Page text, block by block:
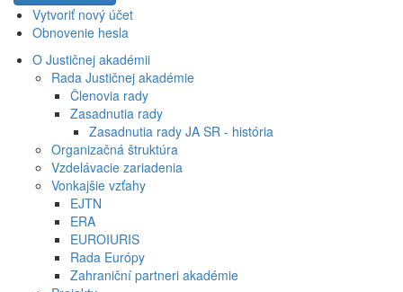
Vytvoriť nový účet
Obnovenie hesla
O Justičnej akadémii
Rada Justičnej akadémie
Členovia rady
Zasadnutia rady
Zasadnutia rady JA SR - história
Organizačná štruktúra
Vzdelávacie zariadenia
Vonkajšie vzťahy
EJTN
ERA
EUROIURIS
Rada Európy
Zahraniční partneri akadémie